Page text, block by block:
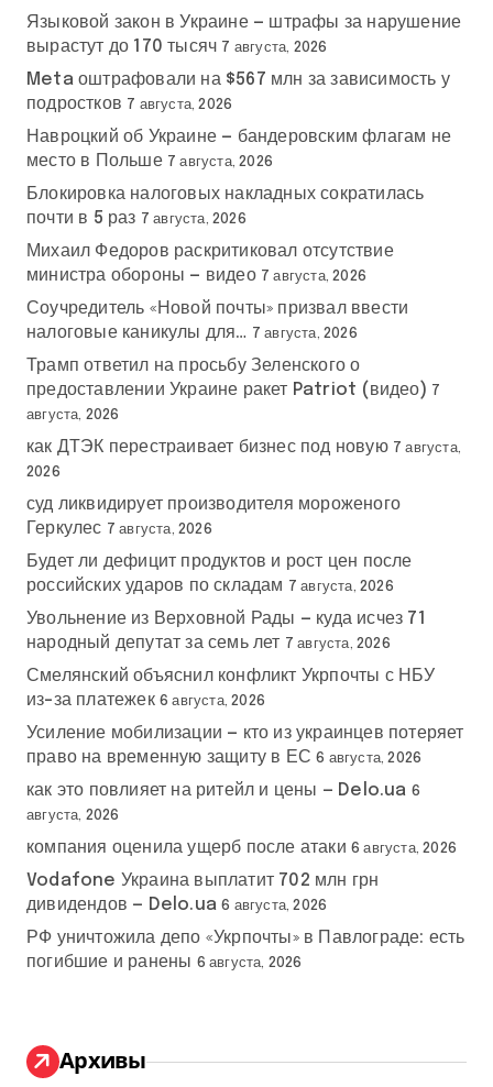
Языковой закон в Украине — штрафы за нарушение
вырастут до 170 тысяч 7 августа, 2026
Meta оштрафовали на $567 млн за зависимость у
подростков 7 августа, 2026
Навроцкий об Украине — бандеровским флагам не
место в Польше 7 августа, 2026
Блокировка налоговых накладных сократилась
почти в 5 раз 7 августа, 2026
Михаил Федоров раскритиковал отсутствие
министра обороны — видео 7 августа, 2026
Соучредитель «Новой почты» призвал ввести
налоговые каникулы для…
7 августа, 2026
Трамп ответил на просьбу Зеленского о
предоставлении Украине ракет Patriot (видео) 7
августа, 2026
как ДТЭК перестраивает бизнес под новую 7 августа,
2026
суд ликвидирует производителя мороженого
Геркулес 7 августа, 2026
Будет ли дефицит продуктов и рост цен после
российских ударов по складам
7 августа, 2026
Увольнение из Верховной Рады — куда исчез 71
народный депутат за семь лет 7 августа, 2026
Смелянский объяснил конфликт Укрпочты с НБУ
из-за платежек 6 августа, 2026
Усиление мобилизации — кто из украинцев потеряет
право на временную защиту в ЕС 6 августа, 2026
как это повлияет на ритейл и цены — Delo.ua 6
августа, 2026
компания оценила ущерб после атаки 6 августа, 2026
Vodafone Украина выплатит 702 млн грн
дивидендов — Delo.ua 6 августа, 2026
РФ уничтожила депо «Укрпочты» в Павлограде: есть
погибшие и ранены 6 августа, 2026
Архивы